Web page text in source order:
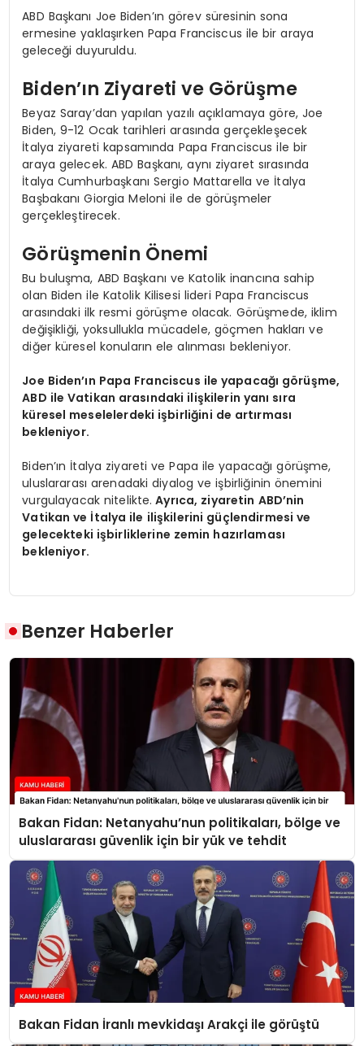
ABD Başkanı Joe Biden’ın görev süresinin sona
ermesine yaklaşırken Papa Franciscus ile bir araya
geleceği duyuruldu.
Biden’ın Ziyareti ve Görüşme
Beyaz Saray’dan yapılan yazılı açıklamaya göre, Joe
Biden, 9-12 Ocak tarihleri arasında gerçekleşecek
İtalya ziyareti kapsamında Papa Franciscus ile bir
araya gelecek. ABD Başkanı, aynı ziyaret sırasında
İtalya Cumhurbaşkanı Sergio Mattarella ve İtalya
Başbakanı Giorgia Meloni ile de görüşmeler
gerçekleştirecek.
Görüşmenin Önemi
Bu buluşma, ABD Başkanı ve Katolik inancına sahip
olan Biden ile Katolik Kilisesi lideri Papa Franciscus
arasındaki ilk resmi görüşme olacak. Görüşmede, iklim
değişikliği, yoksullukla mücadele, göçmen hakları ve
diğer küresel konuların ele alınması bekleniyor.
Joe Biden’ın Papa Franciscus ile yapacağı görüşme,
ABD ile Vatikan arasındaki ilişkilerin yanı sıra
küresel meselelerdeki işbirliğini de artırması
bekleniyor.
Biden’ın İtalya ziyareti ve Papa ile yapacağı görüşme,
uluslararası arenadaki diyalog ve işbirliğinin önemini
vurgulayacak nitelikte. Ayrıca, ziyaretin ABD’nin
Vatikan ve İtalya ile ilişkilerini güçlendirmesi ve
gelecekteki işbirliklerine zemin hazırlaması
bekleniyor.
Benzer Haberler
Bakan Fidan: Netanyahu’nun politikaları, bölge ve
uluslararası güvenlik için bir yük ve tehdit
Bakan Fidan İranlı mevkidaşı Arakçi ile görüştü